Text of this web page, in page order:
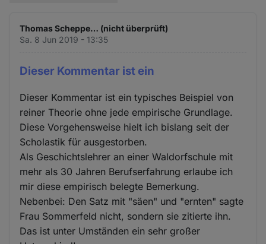
Thomas Scheppe… (nicht überprüft)
Sa. 8 Jun 2019 - 13:35
Dieser Kommentar ist ein
Dieser Kommentar ist ein typisches Beispiel von
reiner Theorie ohne jede empirische Grundlage.
Diese Vorgehensweise hielt ich bislang seit der
Scholastik für ausgestorben.
Als Geschichtslehrer an einer Waldorfschule mit
mehr als 30 Jahren Berufserfahrung erlaube ich
mir diese empirisch belegte Bemerkung.
Nebenbei: Den Satz mit "säen" und "ernten" sagte
Frau Sommerfeld nicht, sondern sie zitierte ihn.
Das ist unter Umständen ein sehr großer